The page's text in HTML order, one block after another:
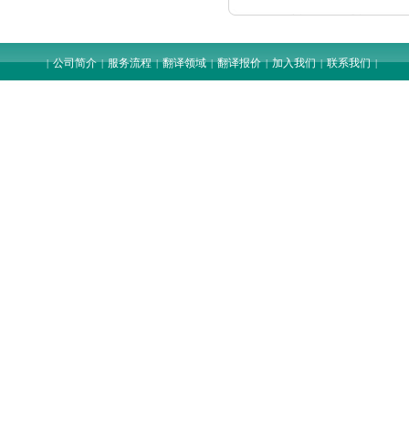
|公司简介 |服务流程 |翻译领域 |翻译报价 |加入我们 |联系我们 |